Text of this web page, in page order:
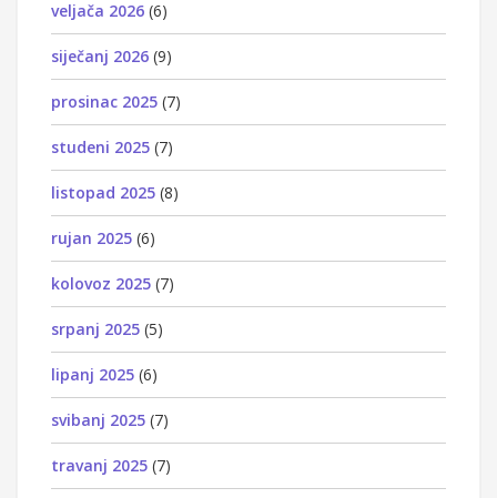
veljača 2026 (6)
siječanj 2026 (9)
prosinac 2025 (7)
studeni 2025 (7)
listopad 2025 (8)
rujan 2025 (6)
kolovoz 2025 (7)
srpanj 2025 (5)
lipanj 2025 (6)
svibanj 2025 (7)
travanj 2025 (7)